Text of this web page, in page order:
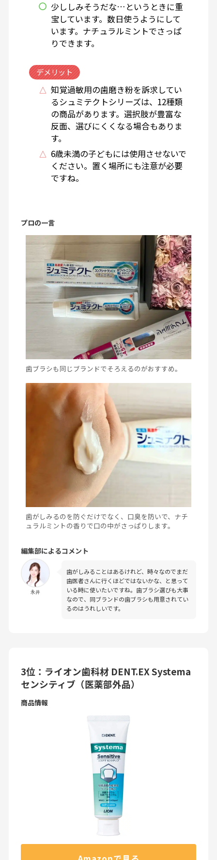
少ししみそうだな…というときに重
宝しています。数日使うようにして
います。ナチュラルミントでさっぱ
りできます。
デメリット
知覚過敏用の歯磨き粉を訴求してい
るシュミテクトシリーズは、12種類
の商品があります。選択肢が豊富な
反面、選びにくくなる場合もありま
す。
6歳未満の子どもには使用させないで
ください。置く場所にも注意が必要
ですね。
プロの一言
歯ブラシも同じブランドでそろえるのがおすすめ。
歯がしみるのを防ぐだけでなく、口臭を防いで、ナチ
ュラルミントの香りで口の中がさっぱりします。
編集部によるコメント
永井
歯がしみることはあるけれど、時々なのでまだ
歯医者さんに行くほどではないかな、と思って
いる時に使いたいですね。歯ブラシ選びも大事
なので、同ブランドの歯ブラシも用意されてい
るのはうれしいです。
3位：ライオン歯科材 DENT.EX Systema
センシティブ（医薬部外品）
商品情報